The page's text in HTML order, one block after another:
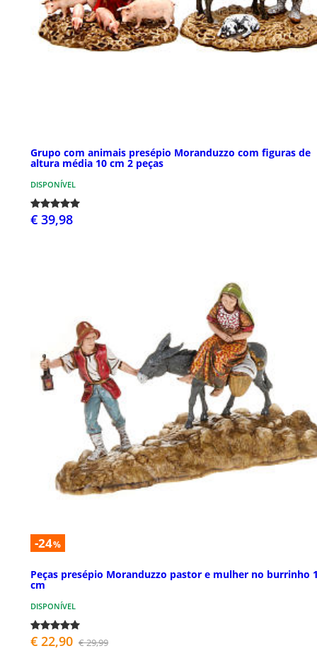
Grupo com animais presépio Moranduzzo com figuras de
altura média 10 cm 2 peças
DISPONÍVEL
€ 39,98
-24%
Peças presépio Moranduzzo pastor e mulher no burrinho
cm
DISPONÍVEL
€ 22,90 € 29,99